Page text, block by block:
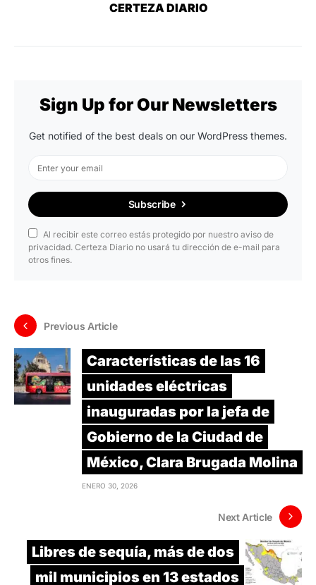
CERTEZA DIARIO
Sign Up for Our Newsletters
Get notified of the best deals on our WordPress themes.
Subscribe
Al recibir este correo estás protegido por nuestro aviso de
privacidad. Certeza Diario no usará tu dirección de e-mail para
otros fines.
Previous Article
Características de las 16
unidades eléctricas
inauguradas por la jefa de
Gobierno de la Ciudad de
México, Clara Brugada Molina
ENERO 30, 2026
Next Article
Libres de sequía, más de dos
mil municipios en 13 estados